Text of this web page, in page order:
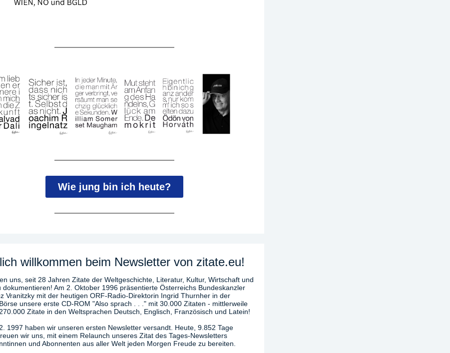
Wie jung bin ich heute?
willkommen beim Newsletter von zitate.eu!
uns, seit 28 Jahren Zitate der Weltgeschichte, Literatur, Kultur, Wirtschaft und
dokumentieren! Am 2. Oktober 1996 präsentierte Österreichs Bundeskanzler
Vranitzky mit der heutigen ORF-Radio-Direktorin Ingrid Thurnher in der
unsere erste CD-ROM "Also sprach . . ." mit 30.000 Zitaten - mittlerweile
Zitate in den Weltsprachen Deutsch, Englisch, Französisch und Latein!
1997 haben wir unseren ersten Newsletter versandt. Heute, 9.852 Tage
wir uns, mit einem Relaunch unseres Zitat des Tages-Newsletters
und Abonnenten aus aller Welt jeden Morgen Freude zu bereiten.